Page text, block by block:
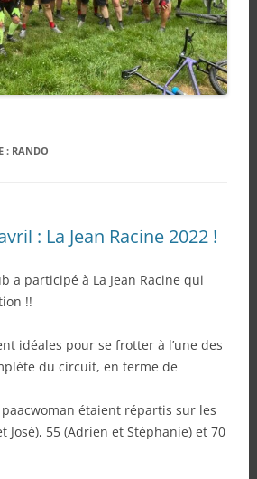
: RANDO
: La Jean Racine 2022 !
a participé à La Jean Racine qui
!!
idéales pour se frotter à l’une des
du circuit, en terme de
étaient répartis sur les
José), 55 (Adrien et Stéphanie) et 70